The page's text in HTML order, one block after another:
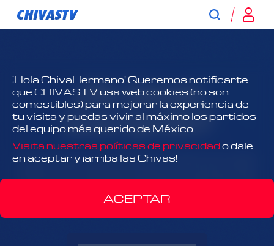
¿No tienes
suscripción?
¡Todo Chivas, todo el tiempo y antes que nadie!
Disfruta el contenido exclusivo y acércate más
que nunca al Rebaño Sagrado.
¡Hola ChivaHermano! Queremos notificarte
que CHIVASTV usa web cookies (no son
comestibles) para mejorar la experiencia de
tu visita y puedas vivir al máximo los partidos
del equipo más querido de México.
Visita nuestras políticas de privacidado dale
en aceptar y ¡arriba las Chivas!
ACEPTAR